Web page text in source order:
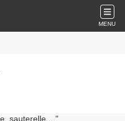
MENU